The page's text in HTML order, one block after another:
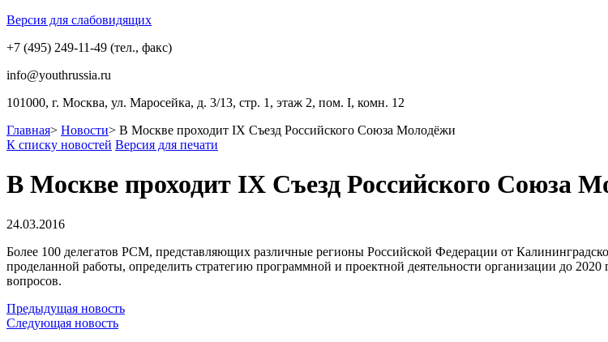
Версия для слабовидящих
+7 (495) 249-11-49 (тел., факс)
info@youthrussia.ru
101000, г. Москва, ул. Маросейка, д. 3/13, стр. 1, этаж 2, пом. I, комн. 12
Главная> Новости> В Москве проходит IX Съезд Российского Союза Молодёжи
К списку новостей Версия для печати
В Москве проходит IX Съезд Российского Союза
24.03.2016
Более 100 делегатов РСМ, представляющих различные регионы Российской Федерации от
проделанной работы, определить стратегию программной и проектной деятельности организации до
вопросов.
Предыдущая новость
Следующая новость